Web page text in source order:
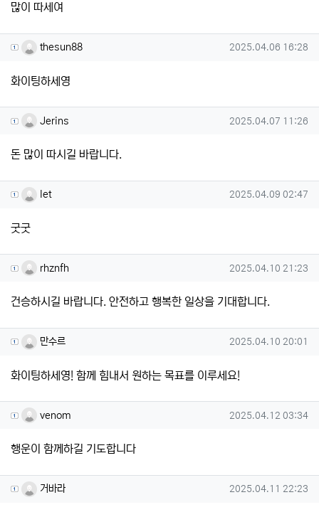
많이 따세여
thesun88님의 댓글
thesun88 작성일
2025.04.06 16:28
화이팅하세영
Jerins님의 댓글
Jerins 작성일
2025.04.07 11:26
돈 많이 따시길 바랍니다.
let님의 댓글
let 작성일
2025.04.09 02:47
굿굿
rhznfh님의 댓글
rhznfh 작성일
2025.04.10 21:23
건승하시길 바랍니다. 안전하고 행복한 일상을 기대합니다.
만수르님의 댓글
만수르 작성일
2025.04.10 20:01
화이팅하세영! 함께 힘내서 원하는 목표를 이루세요!
venom님의 댓글
venom 작성일
2025.04.12 03:34
행운이 함께하길 기도합니다
거바라님의 댓글
거바라 작성일
2025.04.11 22:23